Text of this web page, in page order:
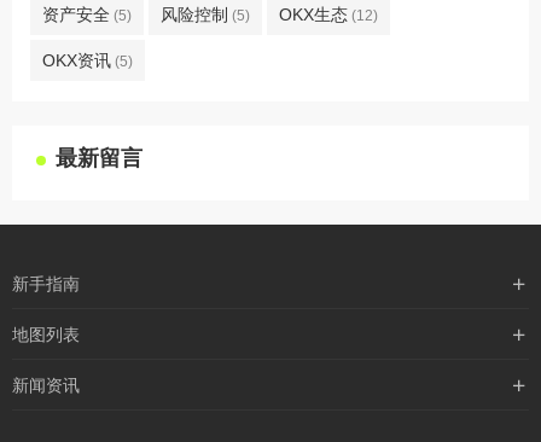
资产安全 (5) 风险控制 (5) OKX生态 (12)
OKX资讯 (5)
最新留言
新手指南
购买流程
地图列表
最新文章
新闻资讯